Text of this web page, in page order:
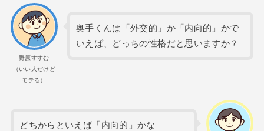
野原すすむ
（いい人だけど
モテる）
奥手くんは「外交的」か「内向的」かで
いえば、どっちの性格だと思いますか？
どちからといえば「内向的」かな